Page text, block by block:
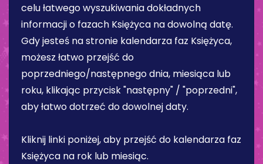
celu łatwego wyszukiwania dokładnych
informacji o fazach Księżyca na dowolną datę.
Gdy jesteś na stronie kalendarza faz Księżyca,
możesz łatwo przejść do
poprzedniego/następnego dnia, miesiąca lub
roku, klikając przycisk "następny" / "poprzedni",
aby łatwo dotrzeć do dowolnej daty.
Kliknij linki poniżej, aby przejść do kalendarza faz
Księżyca na rok lub miesiąc.